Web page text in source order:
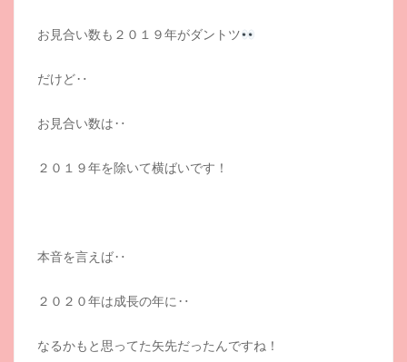
お見合い数も２０１９年がダントツ
だけど‥
お見合い数は‥
２０１９年を除いて横ばいです！
本音を言えば‥
２０２０年は成長の年に‥
なるかもと思ってた矢先だったんですね！